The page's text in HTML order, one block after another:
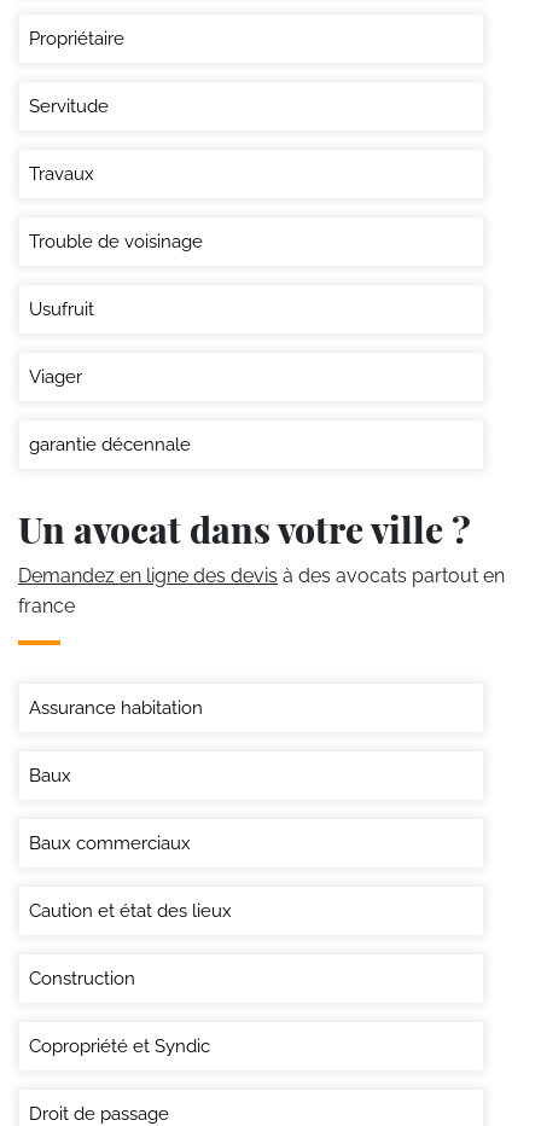
Propriétaire
Servitude
Travaux
Trouble de voisinage
Usufruit
Viager
garantie décennale
Un avocat dans votre ville ?
Demandez en ligne des devis à des avocats partout en
france
Assurance habitation
Baux
Baux commerciaux
Caution et état des lieux
Construction
Copropriété et Syndic
Droit de passage